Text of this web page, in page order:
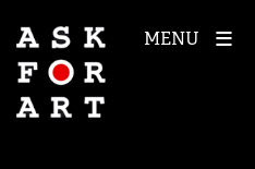
MENU